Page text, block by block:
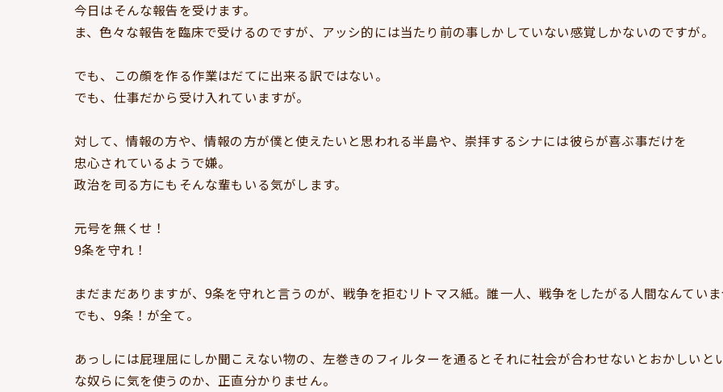
今日はそんな報告を受けます。
ま、色々な報告を臨床で受けるのですが、アッシ的には当たり前の事しかしていない感覚しかないのですが。
でも、この顔を作る作業はだてに出来る訳ではない。
でも、仕事だから受け入れていますが。
対して、情報の方や、情報の方が僕と使えたいと思われる半島や、崇拝するシナには彼らが喜ぶ事だけを
忠心されているようで嫌。
政治を司る方にもそんな輩もいる気がします。
元号を無くせ！
9条を守れ！
まだまだありますが、9条を守れと言うのが、戦争を拒むリトマス紙。誰一人、戦争をしたがる人間なんてい
でも、9条！が全て。
あっしには屁理屈にしか聞こえない物の、左巻きのフィルターを通るとそれに社会が合わせないとおかしい
な奴らに気を使うのか、正直分かりません。